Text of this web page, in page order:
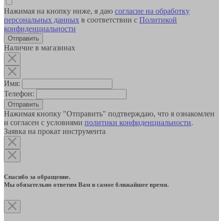
Нажимая на кнопку ниже, я даю согласие на обработку
персональных данных в соответствии с Политикой
конфиденциальности
Наличие в магазинах
Имя:
Телефон:
Отправить
Нажимая кнопку "Отправить" подтверждаю, что я ознакомлен
и согласен с условиями политики конфиденциальности.
Заявка на прокат инструмента
Спасибо за обращение.
Мы обязательно ответим Вам в самое ближайшее время.